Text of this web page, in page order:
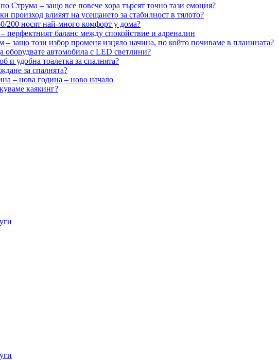
Струма – защо все повече хора търсят точно тази емоция?
произход влияят на усещането за стабилност в тялото?
200 носят най-много комфорт у дома?
баланс между спокойствие и адреналин
защо този избор променя изцяло начина, по който почиваме в планината?
оборудвате автомобила с LED светлини?
и удобна тоалетка за спалнята?
за спалнята?
– нова година – ново начало
каякинг?